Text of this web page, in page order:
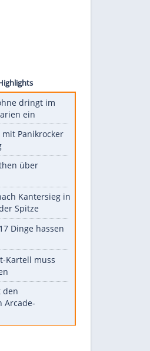
Unsere Themen-Highlights
Ukrainische Drohne
Durch die Jahre mit
Udo Lindenberg